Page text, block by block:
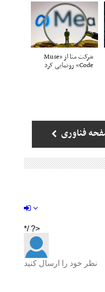
شرکت متا از «Muse
Code» رونمایی کرد
فناوری